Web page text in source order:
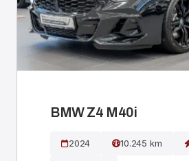
BMW Z4 M40i
2024 10.245 km